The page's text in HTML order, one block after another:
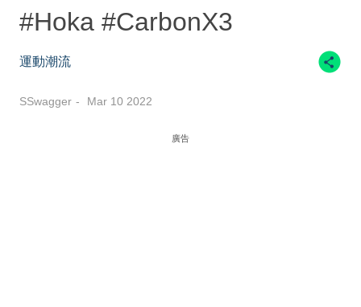
#Hoka #CarbonX3
運動潮流
SSwagger Mar 10 2022
廣告